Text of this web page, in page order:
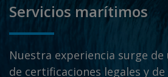
Servicios marítimos
Nuestra experiencia surge
de certificaciones legales y